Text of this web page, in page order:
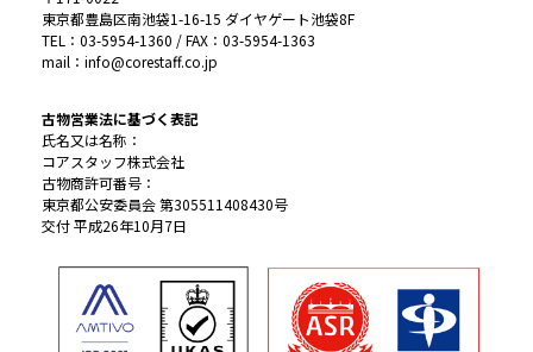
東京都豊島区南池袋1-16-15 ダイヤゲート池袋8F
TEL：03-5954-1360 / FAX：03-5954-1363
mail：info@corestaff.co.jp
古物営業法に基づく表記
氏名又は名称：
コアスタッフ株式会社
古物商許可番号：
東京都公安委員会 第305511408430号
交付 平成26年10月7日